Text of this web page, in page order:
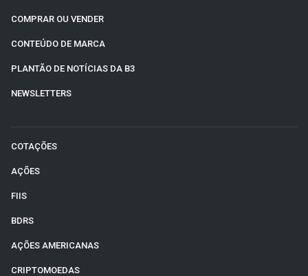
COMPRAR OU VENDER
CONTEÚDO DE MARCA
PLANTÃO DE NOTÍCIAS DA B3
NEWSLETTERS
COTAÇÕES
AÇÕES
FIIS
BDRS
AÇÕES AMERICANAS
CRIPTOMOEDAS